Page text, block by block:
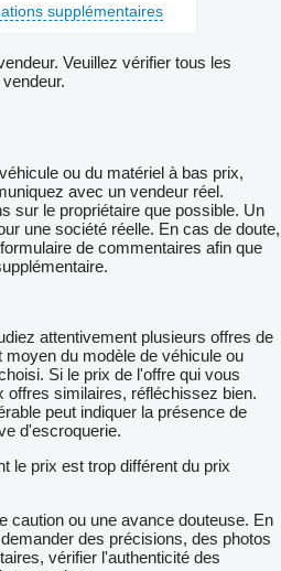
supplémentaires
Veuillez vérifier tous les
ou du matériel à bas prix,
avec un vendeur réel.
sur le propriétaire que possible. Un
une société réelle. En cas de doute,
de commentaires afin que
attentivement plusieurs offres de
du modèle de véhicule ou
Si le prix de l'offre qui vous
offres similaires, réfléchissez bien.
peut indiquer la présence de
d'escroquerie.
le prix est trop différent du prix
caution ou une avance douteuse. En
des précisions, des photos
vérifier l'authenticité des